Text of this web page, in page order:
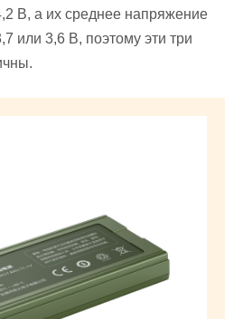
В, а их среднее напряжение
или 3,6 В, поэтому эти три